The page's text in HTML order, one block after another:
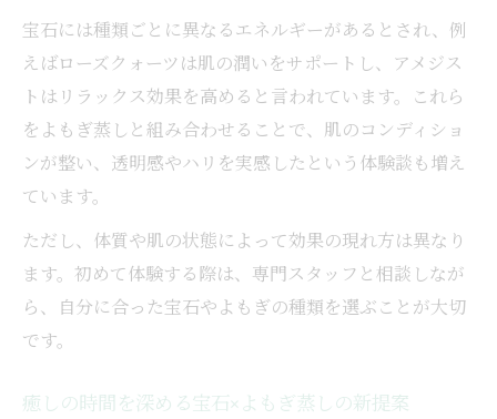
宝石には種類ごとに異なるエネルギーがあるとされ、例
えばローズクォーツは肌の潤いをサポートし、アメジス
トはリラックス効果を高めると言われています。これら
をよもぎ蒸しと組み合わせることで、肌のコンディショ
ンが整い、透明感やハリを実感したという体験談も増え
ています。
ただし、体質や肌の状態によって効果の現れ方は異なり
ます。初めて体験する際は、専門スタッフと相談しなが
ら、自分に合った宝石やよもぎの種類を選ぶことが大切
です。
癒しの時間を深める宝石×よもぎ蒸しの新提案